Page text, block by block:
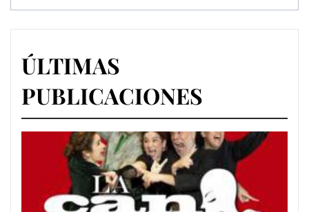
ÚLTIMAS
PUBLICACIONES